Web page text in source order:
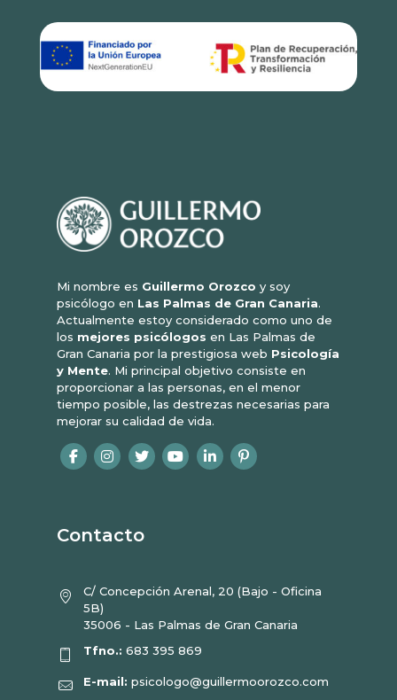
Mi nombre es Guillermo Orozco y soy
psicólogo en Las Palmas de Gran Canaria.
Actualmente estoy considerado como uno de
los mejores psicólogos en Las Palmas de
Gran Canaria por la prestigiosa web Psicología
y Mente. Mi principal objetivo consiste en
proporcionar a las personas, en el menor
tiempo posible, las destrezas necesarias para
mejorar su calidad de vida.
Contacto
C/ Concepción Arenal, 20 (Bajo - Oficina
5B)
35006 - Las Palmas de Gran Canaria
Tfno.: 683 395 869
E-mail: psicologo@guillermoorozco.com